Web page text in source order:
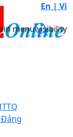
En | Vi
menu visibility